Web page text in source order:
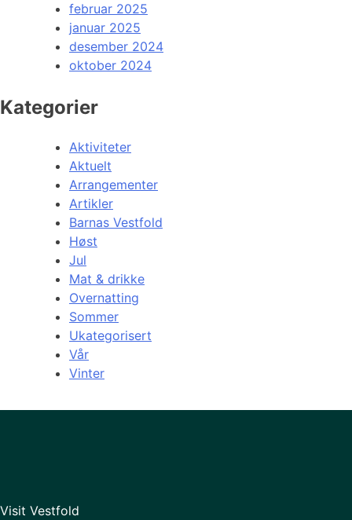
februar 2025
januar 2025
desember 2024
oktober 2024
Kategorier
Aktiviteter
Aktuelt
Arrangementer
Artikler
Barnas Vestfold
Høst
Jul
Mat & drikke
Overnatting
Sommer
Ukategorisert
Vår
Vinter
Visit Vestfold